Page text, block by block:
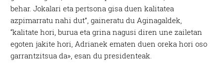
behar. Jokalari eta pertsona gisa duen kalitatea
azpimarratu nahi dut”, gaineratu du Aginagaldek,
“kalitate hori, burua eta grina nagusi diren une zailetan
egoten jakite hori, Adrianek ematen duen oreka hori oso
garrantzitsua da», esan du presidenteak.